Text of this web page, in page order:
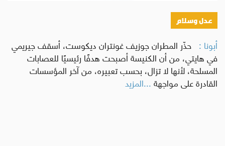
عدل وسلام
أبونا : حذّر المطران جوزيف غونتران ديكوست، أسقف جيريمي
في هايتي، من أن الكنيسة أصبحت هدفًا رئيسيًا للعصابات
المسلحة، لأنها لا تزال، بحسب تعبيره، من آخر المؤسسات
القادرة على مواجهة...المزيد